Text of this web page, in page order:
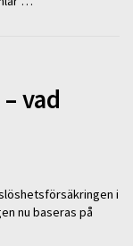
vad
i
nu baseras på